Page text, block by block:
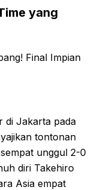
yang
di Jakarta pada
tontonan
unggul 2-0
diri Takehiro
Asia empat